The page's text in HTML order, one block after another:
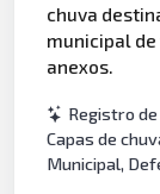
chuva
municipal
anexos.
Registro
Capas de
Municipal,